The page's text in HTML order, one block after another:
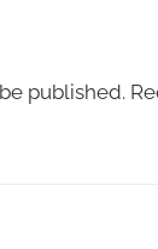
published.